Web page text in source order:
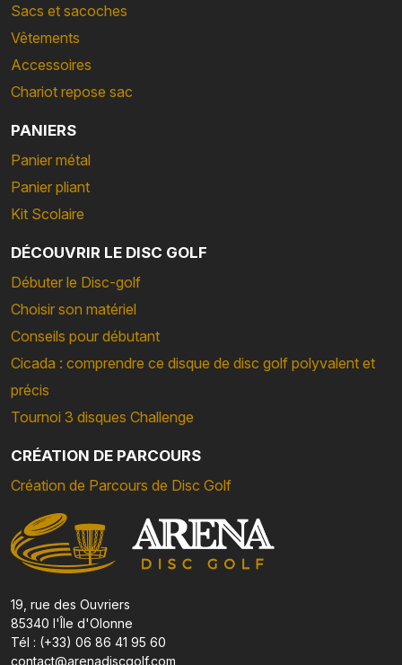
Sacs et sacoches
Vêtements
Accessoires
Chariot repose sac
PANIERS
Panier métal
Panier pliant
Kit Scolaire
DÉCOUVRIR LE DISC GOLF
Débuter le Disc-golf
Choisir son matériel
Conseils pour débutant
Cicada : comprendre ce disque de disc golf polyvalent et
précis
Tournoi 3 disques Challenge
CRÉATION DE PARCOURS
Création de Parcours de Disc Golf
19, rue des Ouvriers
85340 l'Île d'Olonne
Tél : (+33) 06 86 41 95 60
contact@arenadiscgolf.com